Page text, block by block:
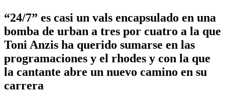
“24/7” es casi un vals encapsulado en una
bomba de urban a tres por cuatro a la que
Toni Anzis ha querido sumarse en las
programaciones y el rhodes y con la que
la cantante abre un nuevo camino en su
carrera